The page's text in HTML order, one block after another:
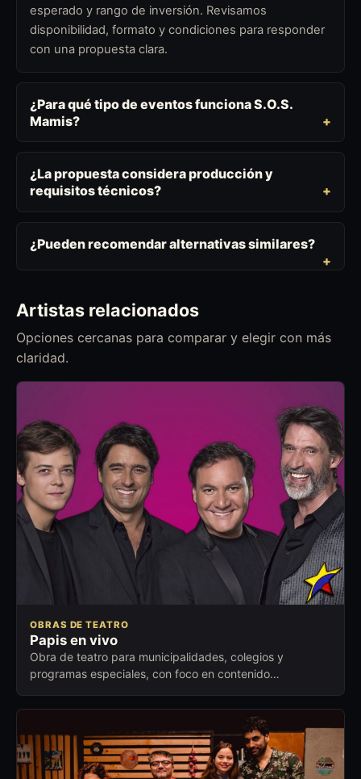
esperado y rango de inversión. Revisamos
disponibilidad, formato y condiciones para responder
con una propuesta clara.
¿Para qué tipo de eventos funciona S.O.S.
Mamis?
¿La propuesta considera producción y
requisitos técnicos?
¿Pueden recomendar alternativas similares?
Artistas relacionados
Opciones cercanas para comparar y elegir con más
claridad.
OBRAS DE TEATRO
Papis en vivo
Obra de teatro para municipalidades, colegios y
programas especiales, con foco en contenido